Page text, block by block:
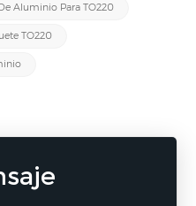
Aluminio Para TO220
TO220